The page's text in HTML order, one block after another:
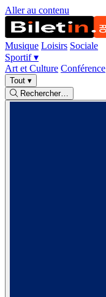
Aller au contenu
Musique Loisirs Sociale
Sportif▾
Art et Culture Conférence
Tout ▾
Rechercher…